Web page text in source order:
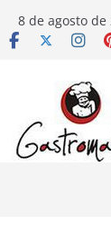
8 de agosto de